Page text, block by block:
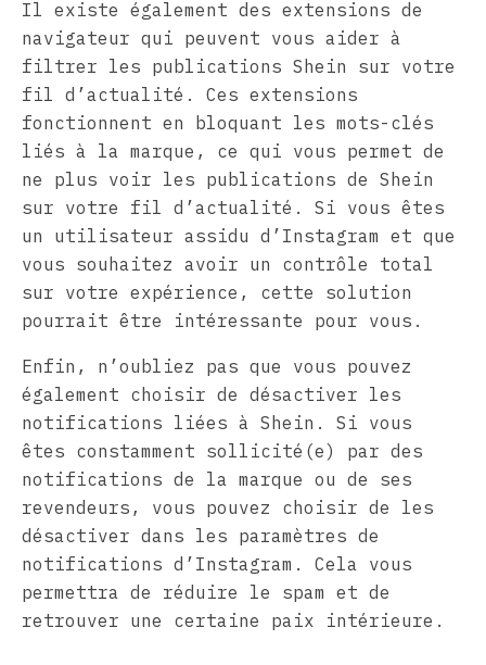
Il existe également des extensions de
navigateur qui peuvent vous aider à
filtrer les publications Shein sur votre
fil d’actualité. Ces extensions
fonctionnent en bloquant les mots-clés
liés à la marque, ce qui vous permet de
ne plus voir les publications de Shein
sur votre fil d’actualité. Si vous êtes
un utilisateur assidu d’Instagram et que
vous souhaitez avoir un contrôle total
sur votre expérience, cette solution
pourrait être intéressante pour vous.
Enfin, n’oubliez pas que vous pouvez
également choisir de désactiver les
notifications liées à Shein. Si vous
êtes constamment sollicité(e) par des
notifications de la marque ou de ses
revendeurs, vous pouvez choisir de les
désactiver dans les paramètres de
notifications d’Instagram. Cela vous
permettra de réduire le spam et de
retrouver une certaine paix intérieure.